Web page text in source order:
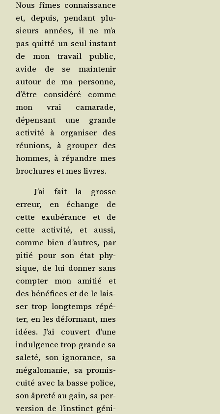
Nous fîmes connais­sance
et, depuis, pen­dant plu­
sieurs années, il ne m’a
pas quit­té un seul ins­tant
de mon tra­vail public,
avide de se main­te­nir
autour de ma per­sonne,
d’être consi­dé­ré comme
mon vrai cama­rade,
dépen­sant une grande
acti­vi­té à orga­ni­ser des
réunions, à grou­per des
hommes, à répandre mes
bro­chures et mes livres.
J’ai fait la grosse
erreur, en échange de
cette exu­bé­rance et de
cette acti­vi­té, et aus­si,
comme bien d’autres, par
pitié pour son état phy­
sique, de lui don­ner sans
comp­ter mon ami­tié et
des béné­fices et de le lais­
ser trop long­temps répé­
ter, en les défor­mant, mes
idées. J’ai cou­vert d’une
indul­gence trop grande sa
sale­té, son igno­rance, sa
méga­lo­ma­nie, sa pro­mis­
cui­té avec la basse police,
son âpre­té au gain, sa per­
ver­sion de l’ins­tinct géni­